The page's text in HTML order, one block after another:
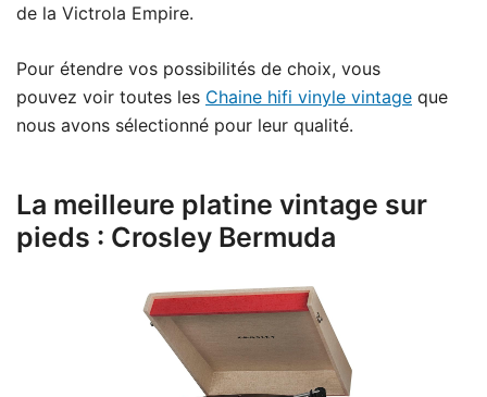
de la Victrola Empire.
Pour étendre vos possibilités de choix, vous
pouvez voir toutes les Chaine hifi vinyle vintage que
nous avons sélectionné pour leur qualité.
La meilleure platine vintage sur
pieds : Crosley Bermuda